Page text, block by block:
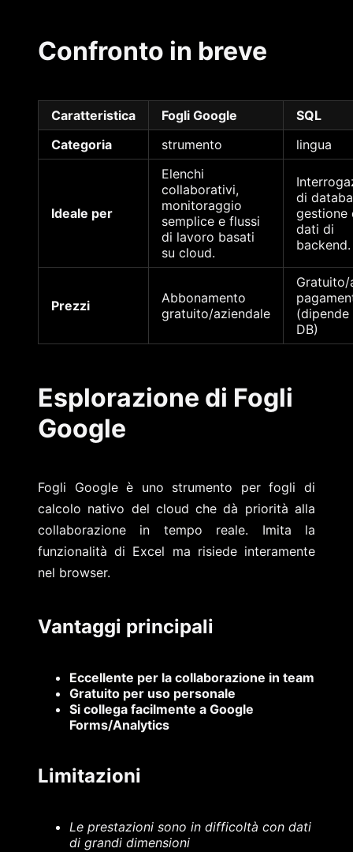
Confronto in breve
Caratteristica Fogli Google
SQL
Categoria
strumento lingua
Ideale per
Elenchi
collaborativi,
monitoraggio
semplice e flussi
di lavoro basati
su cloud.
di
gestione
dati di
backend.
Prezzi
Abbonamento
gratuito/aziendale
Gratuito/
(dipende
DB)
Esplorazione di Fogli
Google
Fogli Google è uno strumento per fogli di
calcolo nativo del cloud che dà priorità alla
collaborazione in tempo reale. Imita la
funzionalità di Excel ma risiede interamente
nel browser.
Vantaggi principali
Eccellente per la collaborazione in team
Gratuito per uso personale
Si collega facilmente a Google
Forms/Analytics
Limitazioni
Le prestazioni sono in difficoltà con dati
di grandi dimensioni